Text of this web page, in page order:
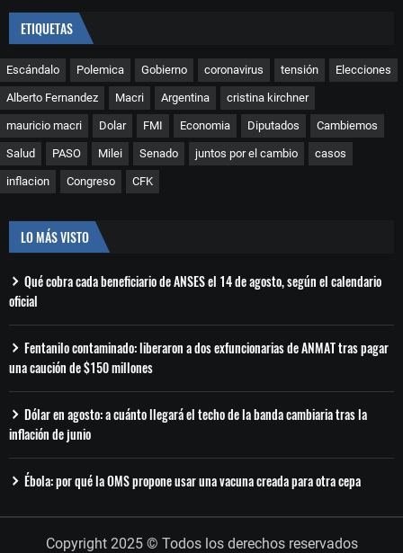
ETIQUETAS
Escándalo Polemica Gobierno coronavirus tensión Elecciones
Alberto Fernandez Macri Argentina cristina kirchner
mauricio macri Dolar FMI Economia Diputados Cambiemos
Salud PASO Milei Senado juntos por el cambio casos
inflacion Congreso CFK
LO MÁS VISTO
Qué cobra cada beneficiario de ANSES el 14 de agosto, según el calendario
oficial
Fentanilo contaminado: liberaron a dos exfuncionarias de ANMAT tras pagar
una caución de $150 millones
Dólar en agosto: a cuánto llegará el techo de la banda cambiaria tras la
inflación de junio
Ébola: por qué la OMS propone usar una vacuna creada para otra cepa
Copyright 2025 © Todos los derechos reservados